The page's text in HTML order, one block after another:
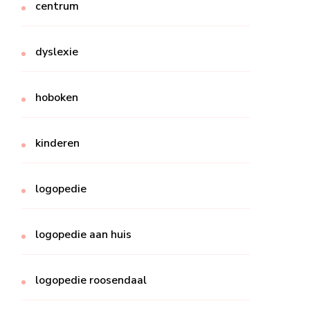
centrum
dyslexie
hoboken
kinderen
logopedie
logopedie aan huis
logopedie roosendaal